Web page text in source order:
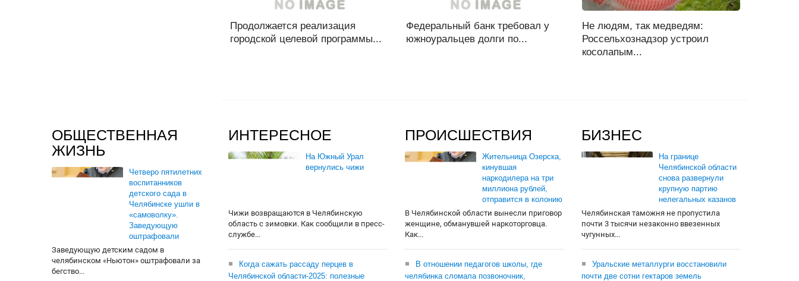
Продолжается реализация
городской целевой программы...
Федеральный банк требовал у
южноуральцев долги по...
Не людям, так медведям:
Россельхознадзор устроил
косолапым...
ОБЩЕСТВЕННАЯ
ЖИЗНЬ
Четверо пятилетних
воспитанников
детского сада в
Челябинске ушли в
«самоволку».
Заведующую
оштрафовали
Заведующую детским садом в
челябинском «Ньютон» оштрафовали за
бегство...
ИНТЕРЕСНОЕ
На Южный Урал
вернулись чижи
Чижи возвращаются в Челябинскую
область с зимовки. Как сообщили в пресс-
службе...
Когда сажать рассаду перцев в
Челябинской области-2025: полезные
ПРОИСШЕСТВИЯ
Жительница Озерска,
кинувшая
наркодилера на три
миллиона рублей,
отправится в колонию
В Челябинской области вынесли приговор
женщине, обманувшей наркоторговца.
Как...
В отношении педагогов школы, где
челябинка сломала позвоночник,
БИЗНЕС
На границе
Челябинской области
снова развернули
крупную партию
нелегальных казанов
Челябинская таможня не пропустила
почти 3 тысячи незаконно ввезенных
чугунных...
Уральские металлурги восстановили
почти две сотни гектаров земель